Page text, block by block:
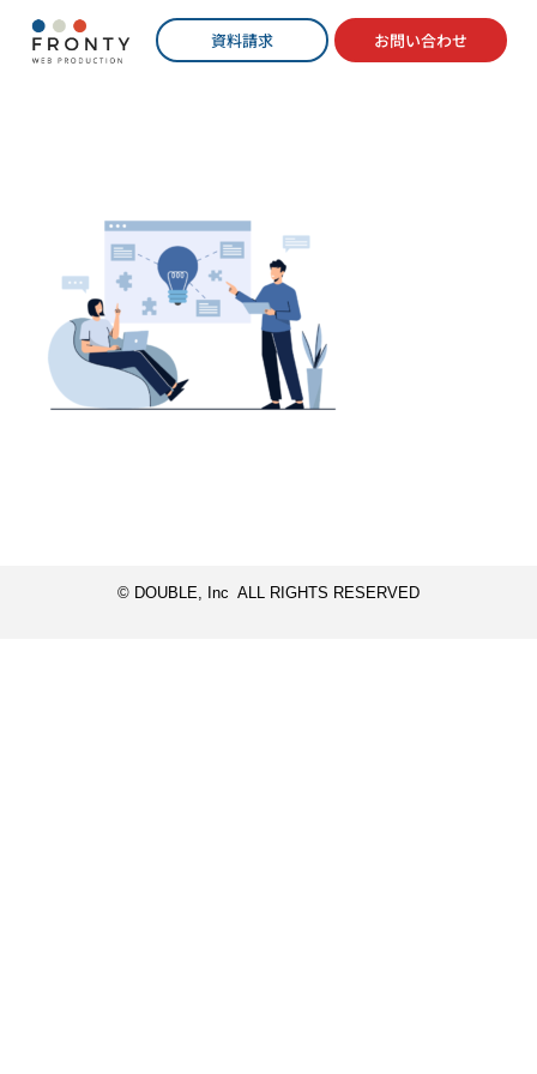
資料請求 お問い合わせ
© DOUBLE, Inc ALL RIGHTS RESERVED